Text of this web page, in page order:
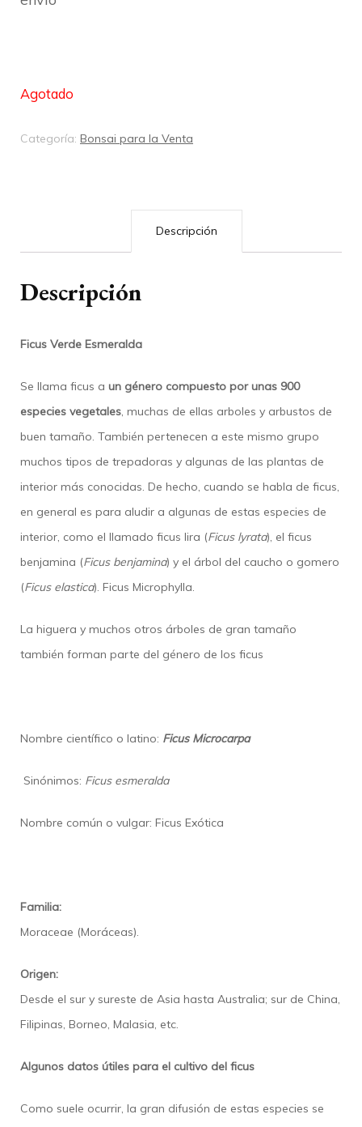
Agotado
Categoría: Bonsai para la Venta
Descripción
Descripción
Ficus Verde Esmeralda
Se llama ficus a un género compuesto por unas 900
especies vegetales, muchas de ellas arboles y arbustos de
buen tamaño. También pertenecen a este mismo grupo
muchos tipos de trepadoras y algunas de las plantas de
interior más conocidas. De hecho, cuando se habla de ficus,
en general es para aludir a algunas de estas especies de
interior, como el llamado ficus lira (Ficus lyrata), el ficus
benjamina (Ficus benjamina) y el árbol del caucho o gomero
(Ficus elastica). Ficus Microphylla.
La higuera y muchos otros árboles de gran tamaño
también forman parte del género de los ficus
Nombre científico o latino: Ficus Microcarpa
Sinónimos: Ficus esmeralda
Nombre común o vulgar: Ficus Exótica
Familia:
Moraceae (Moráceas).
Origen:
Desde el sur y sureste de Asia hasta Australia; sur de China,
Filipinas, Borneo, Malasia, etc.
Algunos datos útiles para el cultivo del ficus
Como suele ocurrir, la gran difusión de estas especies se